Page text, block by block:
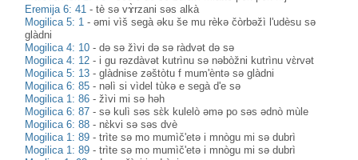
Eremija 6: 41 -tè sə vɤ̀rzani səs alkà
Mogilica 5: 1 -əmi vìš segà əku še mu rèkə čòrbəžì l'udèsu sə
glàdni
Mogilica 4: 10 -də sə žìvi də sə ràdvət də sə
Mogilica 4: 12 - i gu rəzdàvət kutrìnu sə nəbòžni kutrìnu vɛ̀rvət
Mogilica 5: 13 -glàdnise zəštòtu f mum'èntə sə glàdni
Mogilica 6: 85 - nəlì si vìdel tùkə e segà d'e sə
Mogilica 1: 86 -žìvi mi sə həh
Mogilica 6: 87 -sə kulì səs sɛ̀k kulelò əmə po səs ədnò mùle
Mogilica 6: 88 - nɛ̀kvi sə səs dvè
Mogilica 1: 89 -trìte sə mo mumìč'etə i mnògu mi sə dubrì
Mogilica 1: 89 -trìte sə mo mumìč'etə i mnògu mi sə dubrì